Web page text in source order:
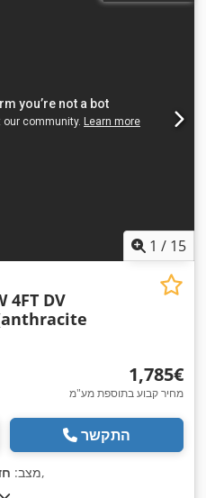
1 / 15
4FT DV
‏1,785 ‏€
מחיר קבוע בתוספת מע"מ
התקשר
מצב:,